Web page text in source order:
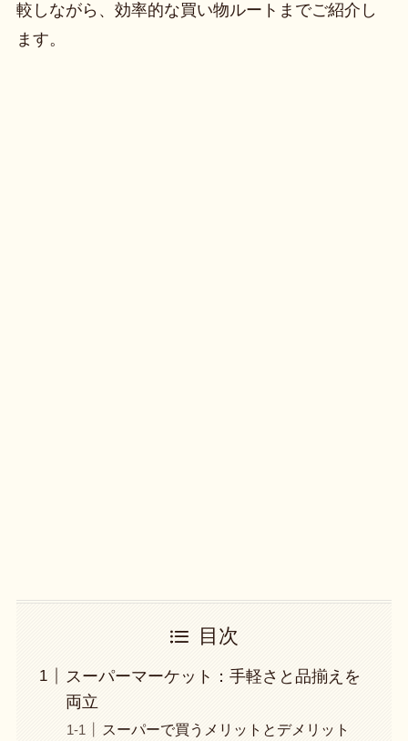
較しながら、効率的な買い物ルートまでご紹介し
ます。
目次
スーパーマーケット：手軽さと品揃えを
両立
スーパーで買うメリットとデメリット